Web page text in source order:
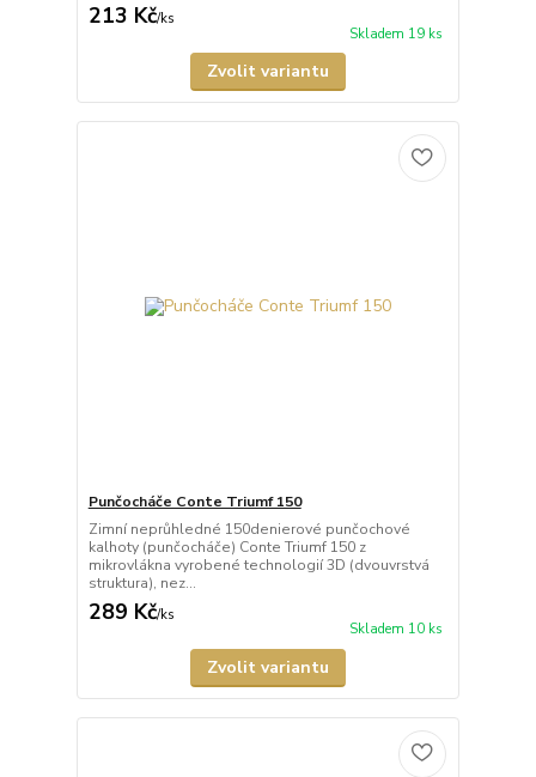
213 Kč/ks
Skladem 19 ks
Zvolit variantu
Punčocháče Conte Triumf 150
Zimní neprůhledné 150denierové punčochové
kalhoty (punčocháče) Conte Triumf 150 z
mikrovlákna vyrobené technologií 3D (dvouvrstvá
struktura), nez...
289 Kč/ks
Skladem 10 ks
Zvolit variantu